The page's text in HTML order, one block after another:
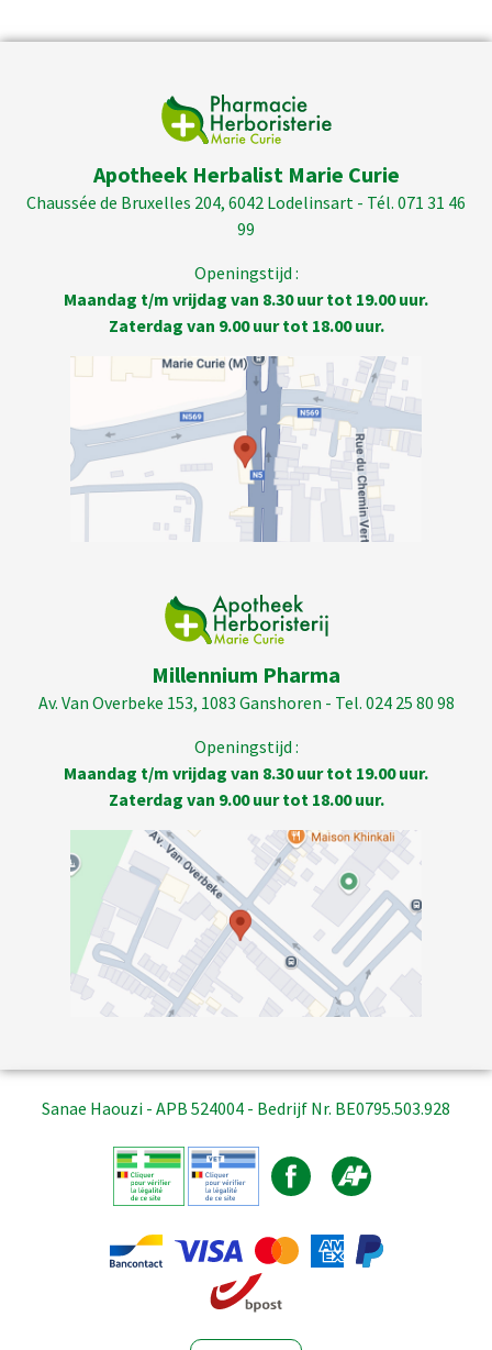
Apotheek Herbalist Marie Curie
Chaussée de Bruxelles 204, 6042 Lodelinsart - Tél. 071 31 46
99
Openingstijd :
Maandag t/m vrijdag van 8.30 uur tot 19.00 uur.
Zaterdag van 9.00 uur tot 18.00 uur.
Millennium Pharma
Av. Van Overbeke 153, 1083 Ganshoren - Tel. 024 25 80 98
Openingstijd :
Maandag t/m vrijdag van 8.30 uur tot 19.00 uur.
Zaterdag van 9.00 uur tot 18.00 uur.
Sanae Haouzi - APB 524004 - Bedrijf Nr. BE0795.503.928